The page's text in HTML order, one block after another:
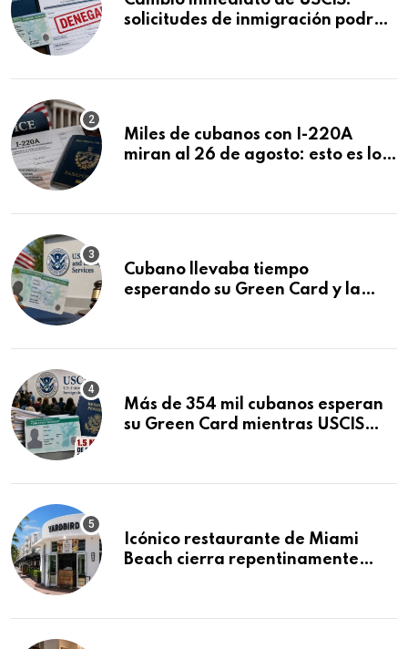
solicitudes de inmigración podrán
Miles de cubanos con I-220A
miran al 26 de agosto: esto es lo
Cubano llevaba tiempo
esperando su Green Card y la
Más de 354 mil cubanos esperan
su Green Card mientras USCIS
Icónico restaurante de Miami
Beach cierra repentinamente